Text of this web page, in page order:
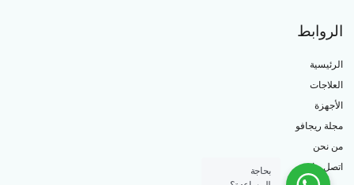
الروابط
الرئيسية
العلاجات
الأجهزة
مجلة ريجافو
من نحن
اتصل بنا
بحاجة